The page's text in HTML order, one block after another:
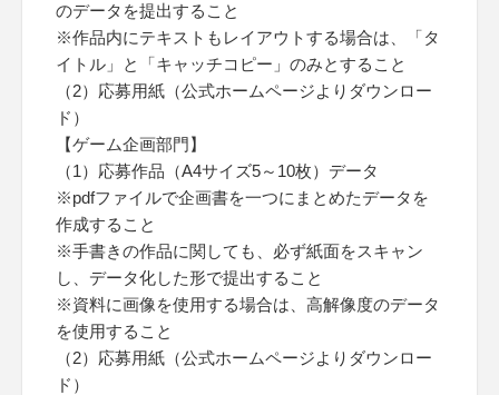
のデータを提出すること
※作品内にテキストもレイアウトする場合は、「タ
イトル」と「キャッチコピー」のみとすること
（2）応募用紙（公式ホームページよりダウンロー
ド）
【ゲーム企画部門】
（1）応募作品（A4サイズ5～10枚）データ
※pdfファイルで企画書を一つにまとめたデータを
作成すること
※手書きの作品に関しても、必ず紙面をスキャン
し、データ化した形で提出すること
※資料に画像を使用する場合は、高解像度のデータ
を使用すること
（2）応募用紙（公式ホームページよりダウンロー
ド）